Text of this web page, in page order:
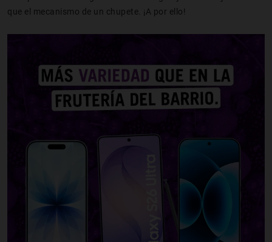
que el mecanismo de un chupete. ¡A por ello!